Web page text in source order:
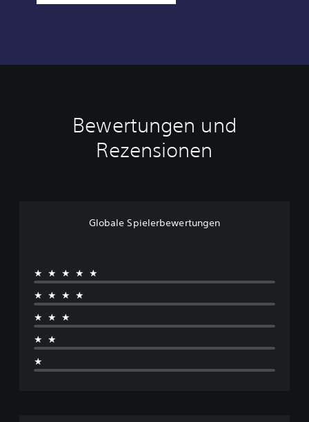
Bewertungen und
Rezensionen
Globale Spielerbewertungen
★★★★★
★★★★
★★★
★★
★